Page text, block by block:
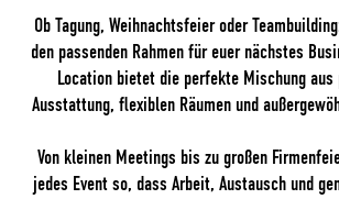
Ob Tagung, Weihnachtsfeier oder
den passenden Rahmen für euer nächstes
Location bietet die perfekte Mischung
Ausstattung, flexiblen Räumen und
Von kleinen Meetings bis zu großen
jedes Event so, dass Arbeit, Austausch und